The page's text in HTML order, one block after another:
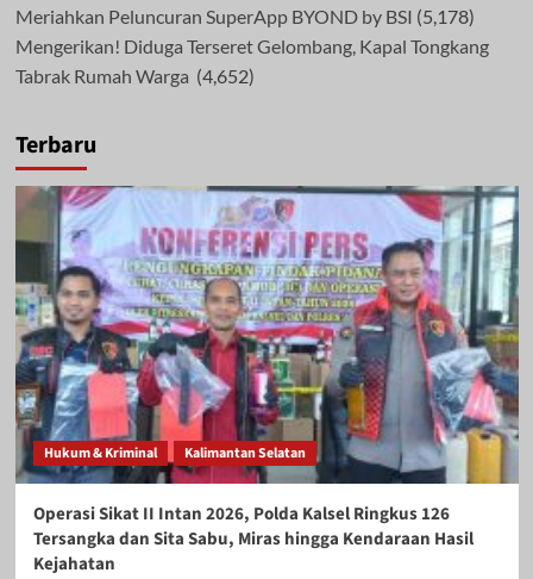
Meriahkan Peluncuran SuperApp BYOND by BSI (5,178)
Mengerikan! Diduga Terseret Gelombang, Kapal Tongkang
Tabrak Rumah Warga (4,652)
Terbaru
Hukum & Kriminal Kalimantan Selatan
Operasi Sikat II Intan 2026, Polda Kalsel Ringkus 126
Tersangka dan Sita Sabu, Miras hingga Kendaraan Hasil
Kejahatan